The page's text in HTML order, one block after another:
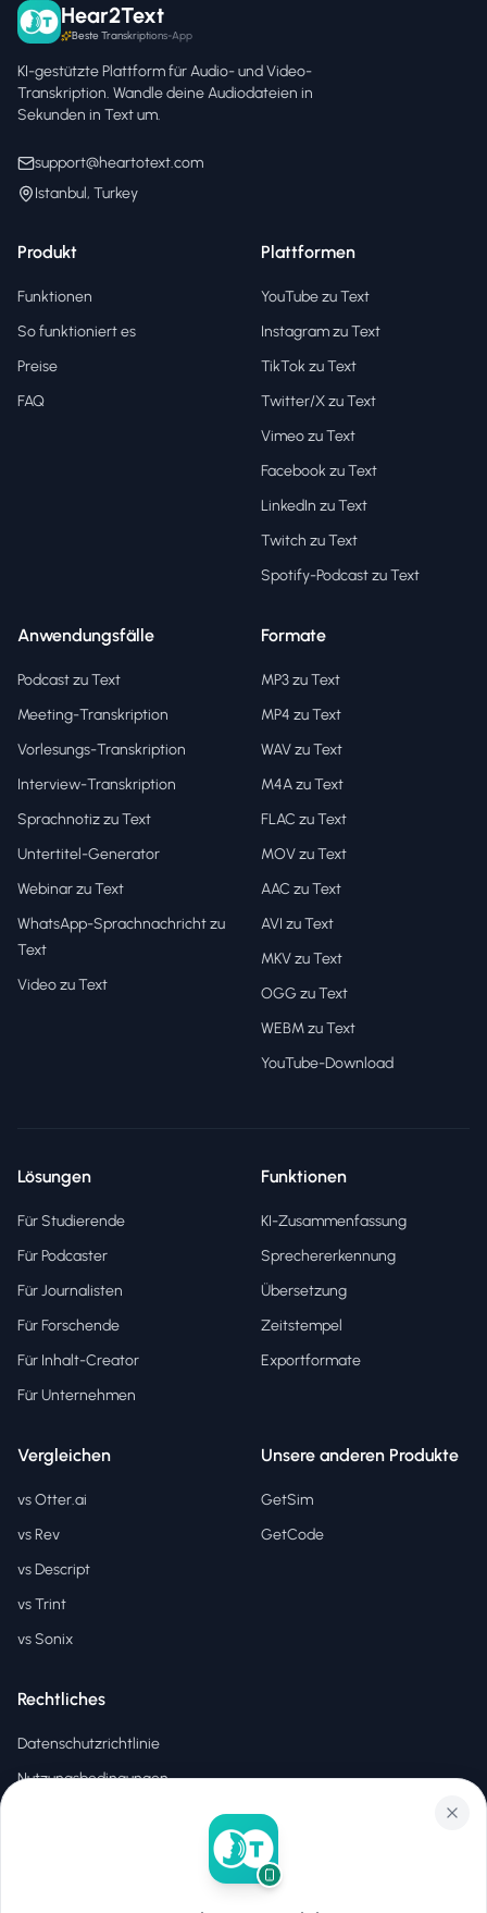
Hear2Text
Beste Transkriptions-App
KI-gestützte Plattform für Audio- und Video-
Transkription. Wandle deine Audiodateien in
Sekunden in Text um.
support@heartotext.com
Istanbul, Turkey
Produkt
Funktionen
So funktioniert es
Preise
FAQ
Plattformen
YouTube zu Text
Instagram zu Text
TikTok zu Text
Twitter/X zu Text
Vimeo zu Text
Facebook zu Text
LinkedIn zu Text
Twitch zu Text
Spotify-Podcast zu Text
Anwendungsfälle
Podcast zu Text
Meeting-Transkription
Vorlesungs-Transkription
Interview-Transkription
Sprachnotiz zu Text
Untertitel-Generator
Webinar zu Text
WhatsApp-Sprachnachricht zu
Text
Video zu Text
Formate
MP3 zu Text
MP4 zu Text
WAV zu Text
M4A zu Text
FLAC zu Text
MOV zu Text
AAC zu Text
AVI zu Text
MKV zu Text
OGG zu Text
WEBM zu Text
YouTube-Download
Lösungen
Für Studierende
Für Podcaster
Für Journalisten
Für Forschende
Für Inhalt-Creator
Für Unternehmen
Funktionen
KI-Zusammenfassung
Sprechererkennung
Übersetzung
Zeitstempel
Exportformate
Vergleichen
vs Otter.ai
vs Rev
vs Descript
vs Trint
vs Sonix
Unsere anderen Produkte
GetSim
GetCode
Rechtliches
Datenschutzrichtlinie
Nutzungsbedingungen